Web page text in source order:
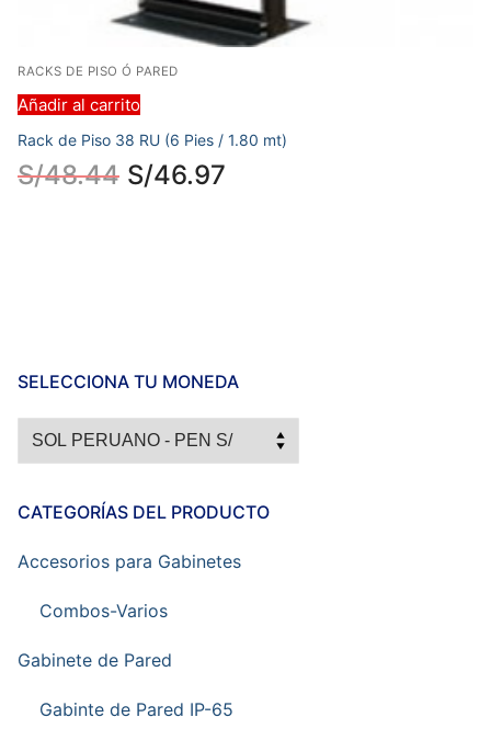
RACKS DE PISO Ó PARED
Añadir al carrito
Rack de Piso 38 RU (6 Pies / 1.80 mt)
S/48.44 S/46.97
SELECCIONA TU MONEDA
CATEGORÍAS DEL PRODUCTO
Accesorios para Gabinetes
Combos-Varios
Gabinete de Pared
Gabinte de Pared IP-65